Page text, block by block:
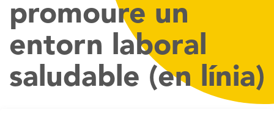
promoure un
entorn laboral
saludable (en línia)